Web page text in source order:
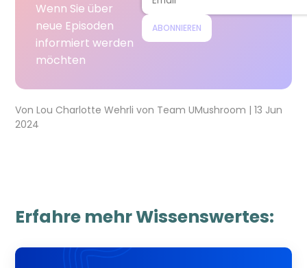
Wenn Sie über
neue Episoden
informiert werden
möchten
ABONNIEREN
VonLou Charlotte Wehrlivon Team UMushroom |13 Jun
2024
Erfahre mehr Wissenswertes: